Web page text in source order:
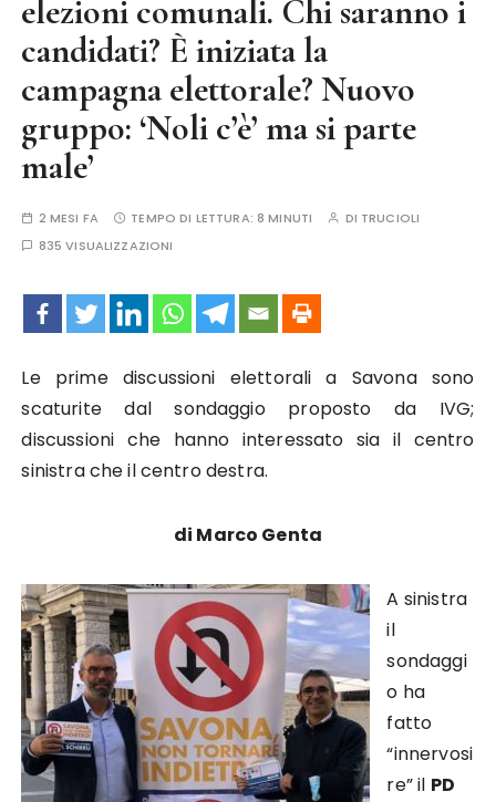
elezioni comunali. Chi saranno i
candidati? È iniziata la
campagna elettorale? Nuovo
gruppo: ‘Noli c’è’ ma si parte
male’
2 MESI FA TEMPO DI LETTURA:8 MINUTI DI TRUCIOLI
835 VISUALIZZAZIONI
Le prime discussioni elettorali a Savona sono
scaturite dal sondaggio proposto da IVG;
discussioni che hanno interessato sia il centro
sinistra che il centro destra.
di Marco Genta
A sinistra
il
sondaggi
o ha
fatto
“innervosi
re” il PD